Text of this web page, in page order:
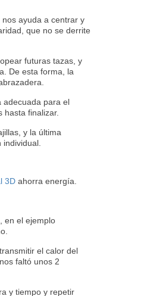
ayuda a centrar y
que no se derrite
futuras tazas, y
De esta forma, la
adecuada para el
hasta finalizar.
y la última
3D ahorra energía.
en el ejemplo
el calor del
faltó unos 2
y tiempo y repetir